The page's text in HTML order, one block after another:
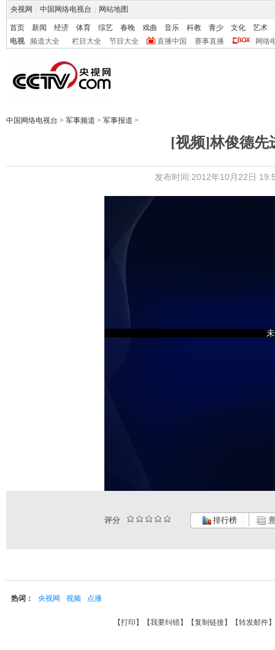
央视网 中国网络电视台 网站地图
首页 新闻 经济 体育 综艺 春晚 戏曲 音乐 科教 青少 文化
艺术
电视
频道大全 栏目大全 节目大全 直播中国 赛事直播 网络
中国网络电视台 > 军事频道 > 军事报道 >
[视频]林俊德先
发布时间:2012年10月22日
评分 排行榜
热词： 央视网 视频 点播
【打印 】【我要纠错】【复制链接】【转发邮件